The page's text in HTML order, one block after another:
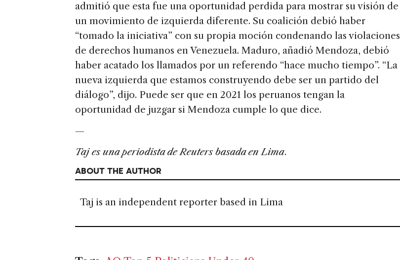
admitió que esta fue una oportunidad perdida para mostrar su visión de
un movimiento de izquierda diferente. Su coalición debió haber
“tomado la iniciativa” con su propia moción condenando las violaciones
de derechos humanos en Venezuela. Maduro, añadió Mendoza, debió
haber acatado los llamados por un referendo “hace mucho tiempo”. “La
nueva izquierda que estamos construyendo debe ser un partido del
diálogo”, dijo. Puede ser que en 2021 los peruanos tengan la
oportunidad de juzgar si Mendoza cumple lo que dice.
—
Taj es una periodista de Reuters basada en Lima.
ABOUT THE AUTHOR
Taj is an independent reporter based in Lima